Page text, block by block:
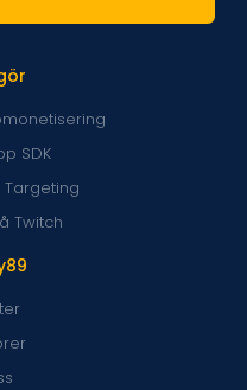
SDK
Twitch